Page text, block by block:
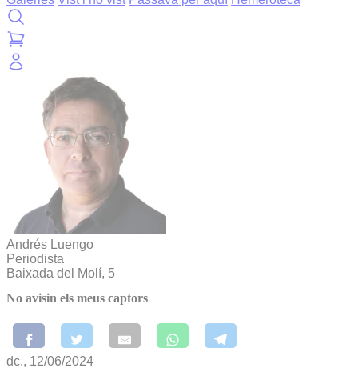
Andrés Luengo
Periodista
Baixada del Molí, 5
No avisin els meus captors
dc., 12/06/2024